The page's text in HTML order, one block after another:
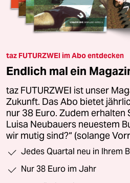
taz FUTURZWEI im Abo entdecken
Endlich mal ein
taz FUTURZWEI ist unser
Zukunft. Das Abo bietet
nur 38 Euro. Zudem erhalten
Luisa Neubauers neuestem
wir mutig sind?“ (solange
Jedes Quartal neu in Ihrem
Nur 38 Euro im Jahr